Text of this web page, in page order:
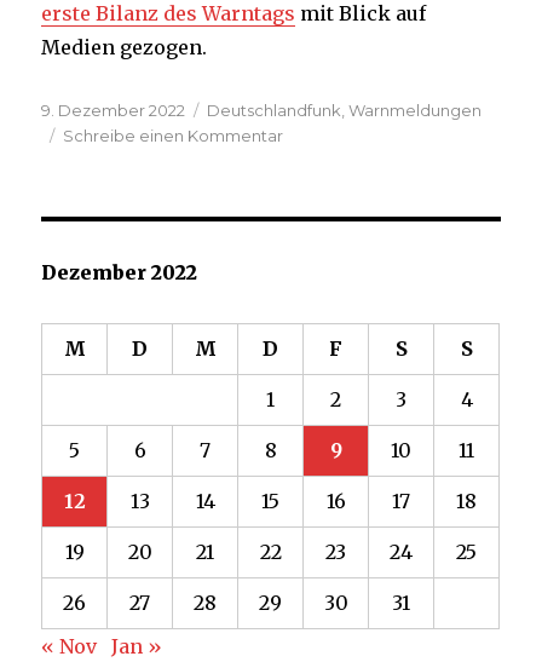
erste Bilanz des Warntags mit Blick auf
Medien gezogen.
Veröffentlicht
am
9. Dezember 2022 Kategorien
Deutschlandfunk,Warnmeldungen
Schreibe einen Kommentarzu
Dezember 2022
M D M D F S S
1 2 3 4
5 6 7 8 9 10 11
12 13 14 15 16 17 18
19 20 21 22 23 24 25
26 27 28 29 30
31
« Nov Jan »